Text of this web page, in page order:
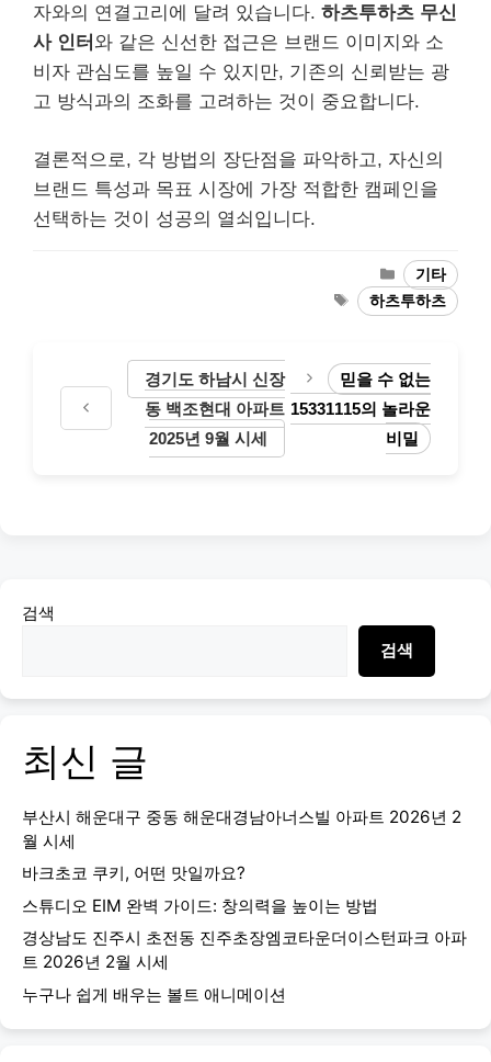
자와의 연결고리에 달려 있습니다. 하츠투하츠 무신
사 인터 와 같은 신선한 접근은 브랜드 이미지와 소
비자 관심도를 높일 수 있지만, 기존의 신뢰받는 광
고 방식과의 조화를 고려하는 것이 중요합니다.
결론적으로, 각 방법의 장단점을 파악하고, 자신의
브랜드 특성과 목표 시장에 가장 적합한 캠페인을
선택하는 것이 성공의 열쇠입니다.
Categories
기타
Tags하츠투하츠
경기도 하남시 신장
동 백조현대 아파트
2025년 9월 시세
믿을 수 없는
15331115의 놀라운
비밀
검색
검색
최신 글
부산시 해운대구 중동 해운대경남아너스빌 아파트 2026년 2
월 시세
바크초코 쿠키, 어떤 맛일까요?
스튜디오 EIM 완벽 가이드: 창의력을 높이는 방법
경상남도 진주시 초전동 진주초장엠코타운더이스턴파크 아파
트 2026년 2월 시세
누구나 쉽게 배우는 볼트 애니메이션